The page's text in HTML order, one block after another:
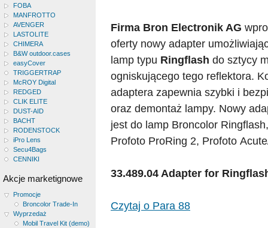
FOBA
MANFROTTO
AVENGER
LASTOLITE
CHIMERA
B&W outdoor.cases
easyCover
TRIGGERTRAP
McROY Digital
REDGED
CLIK ELITE
DUST-AID
BACHT
RODENSTOCK
iPro Lens
Secu4Bags
CENNIKI
Akcje marketignowe
Promocje
Broncolor Trade-In
Wyprzedaż
Mobil Travel Kit (demo)
Firma Bron Electronik AG
oferty nowy adapter
lamp typu Ringflash do sztycy
ogniskującego tego reflektora.
adaptera zapewnia szybki i
oraz demontaż lampy. Nowy
jest do lamp Broncolor
Profoto ProRing 2, Profoto
33.489.04 Adapter for
Czytaj o Para 88